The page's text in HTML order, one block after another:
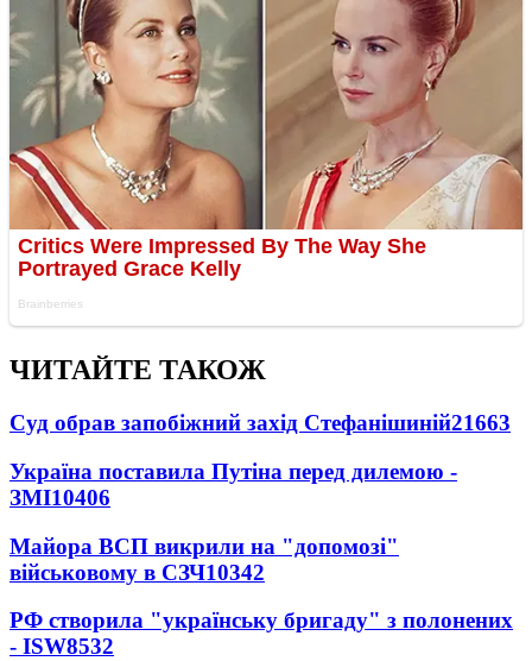
ЧИТАЙТЕ ТАКОЖ
Суд обрав запобіжний захід Стефанішиній21663
Україна поставила Путіна перед дилемою -
ЗМІ10406
Майора ВСП викрили на "допомозі"
військовому в СЗЧ10342
РФ створила "українську бригаду" з полонених
- ISW8532